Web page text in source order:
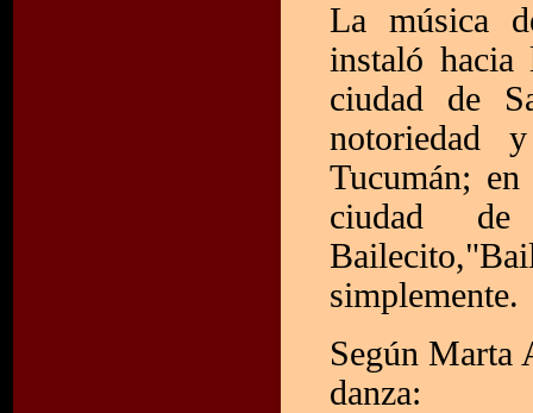
La música
instaló
ciudad de
notoriedad
Tucumán;
ciudad
simplemente.
Según Marta
danza: